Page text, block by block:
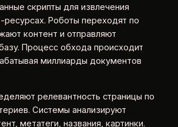
скрипты для извлечения
ресурсах. Роботы переходят по
контент и отправляют
Процесс обхода происходит
миллиарды документов
релевантность страницы по
Системы анализируют
метатеги, названия, картинки.